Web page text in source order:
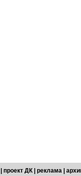
проект ДК реклама